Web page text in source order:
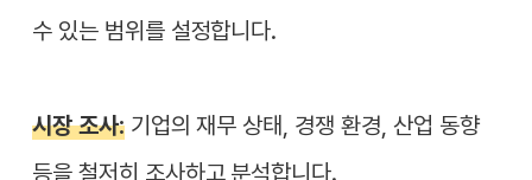
수 있는 범위를 설정합니다.
시장 조사:기업의 재무 상태, 경쟁 환경, 산업 동향
등을 철저히 조사하고 분석합니다.